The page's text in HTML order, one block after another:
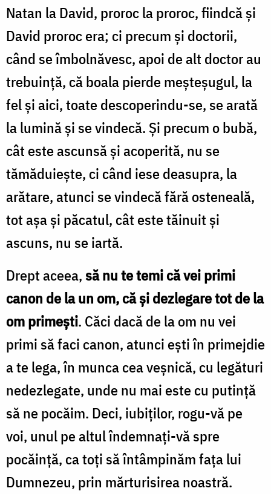
Natan la David, proroc la proroc, fiindcă şi
David proroc era; ci precum şi doctorii,
când se îmbolnăvesc, apoi de alt doctor au
trebuinţă, că boala pierde meşteşugul, la
fel şi aici, toate descoperindu-se, se arată
la lumină şi se vindecă. Şi precum o bubă,
cât este ascunsă şi acoperită, nu se
tămăduieşte, ci când iese deasupra, la
arătare, atunci se vindecă fără osteneală,
tot aşa şi păcatul, cât este tăinuit şi
ascuns, nu se iartă.
Drept aceea,să nu te temi că vei primi
canon de la un om, că şi dezlegare tot de la
om primeşti. Căci dacă de la om nu vei
primi să faci canon, atunci eşti în primejdie
a te lega, în munca cea veşnică, cu legături
nedezlegate, unde nu mai este cu putinţă
să ne pocăim. Deci, iubiţilor, rogu-vă pe
voi, unul pe altul îndemnaţi-vă spre
pocăinţă, ca toţi să întâmpinăm faţa lui
Dumnezeu, prin mărturisirea noastră.